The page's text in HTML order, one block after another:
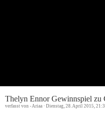
Thelyn Ennor Gewinnspiel zu
verfasst von - Ariaa · Dienstag, 28. April 2015,